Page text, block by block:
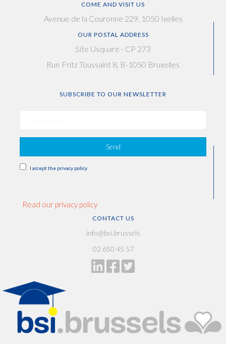
COME AND VISIT US
Avenue de la Couronne 229, 1050 Ixelles
OUR POSTAL ADDRESS
Site Usquare - CP 273
Rue Fritz Toussaint 8, B-1050 Bruxelles
SUBSCRIBE TO OUR NEWSLETTER
Send
I accept the privacy policy
Read our privacy policy
CONTACT US
info@bsi.brussels
02 650 45 57